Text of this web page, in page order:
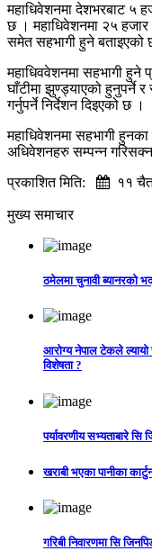
महाधिवेशनमा देशभरबाट ५
छ । महाधिवेशनमा २५
समेत सहभागी हुने बताइएको
महाधिववेशनमा सहभागी हुने
घाँटीमा झुण्ड्याएको हुनुपर्ने
गर्नुपर्ने निर्देशन दिइएको छ ।
महाधिवेशनमा सहभागी
अधिवेशनहरु सम्पन्न गरिसक्न
प्रकाशित मिति:
११
मुख्य समाचार
ठमेलमा चुनावी ब्यानरको
आरोग्य नेपाल टेकले
विशेषता ?
पर्यावरणीय सभ्यताबारे
खराबी भएका पानीका
गरिबी निवारणमा सि